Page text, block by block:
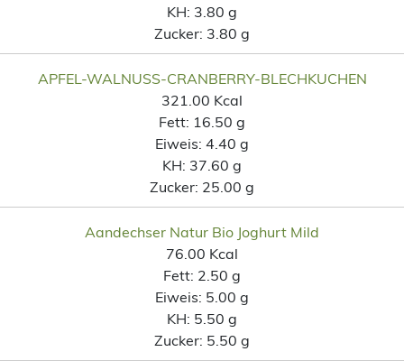
KH: 3.80 g
Zucker: 3.80 g
APFEL-WALNUSS-CRANBERRY-BLECHKUCHEN
321.00 Kcal
Fett: 16.50 g
Eiweis: 4.40 g
KH: 37.60 g
Zucker: 25.00 g
Aandechser Natur Bio Joghurt Mild
76.00 Kcal
Fett: 2.50 g
Eiweis: 5.00 g
KH: 5.50 g
Zucker: 5.50 g